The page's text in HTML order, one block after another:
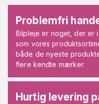
Problemfri
Bilpleje er noget, der er
som vores
både de nyeste
flere kendte mærker.
Hurtig levering